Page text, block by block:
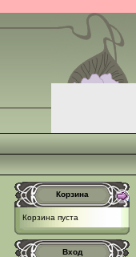
Корзина
Корзина пуста
Вход